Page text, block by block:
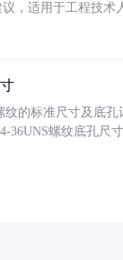
，适用于工程技术
纹的标准尺寸及底
4-36UNS螺纹底孔